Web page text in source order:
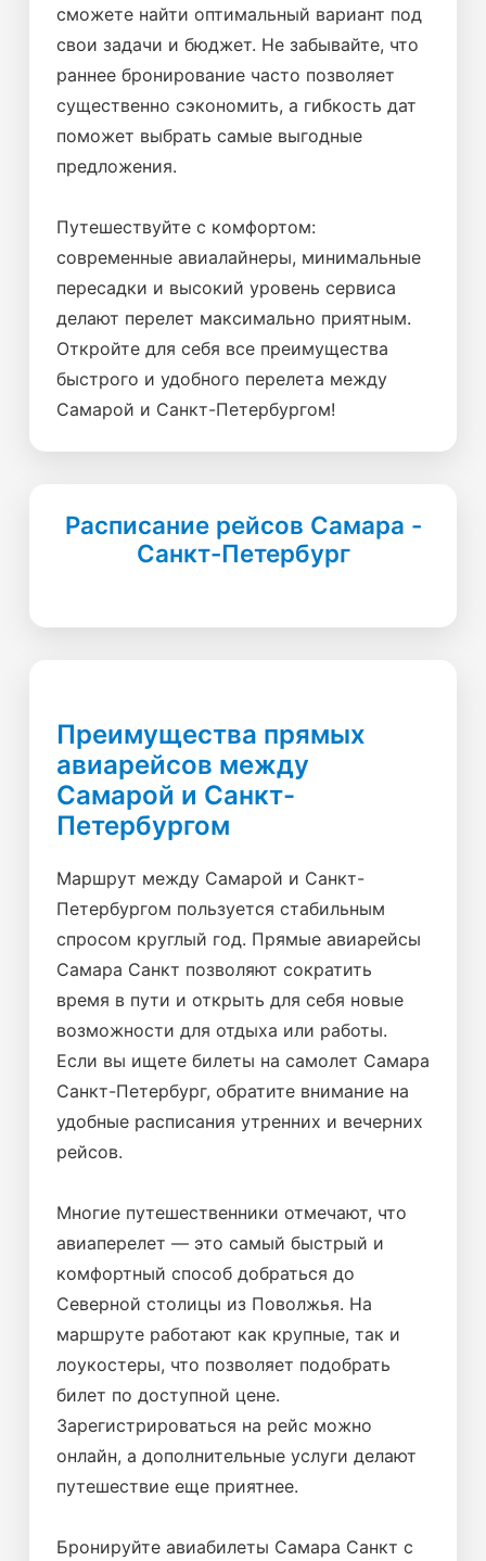
сможете найти оптимальный вариант под
свои задачи и бюджет. Не забывайте, что
раннее бронирование часто позволяет
существенно сэкономить, а гибкость дат
поможет выбрать самые выгодные
предложения.
Путешествуйте с комфортом:
современные авиалайнеры, минимальные
пересадки и высокий уровень сервиса
делают перелет максимально приятным.
Откройте для себя все преимущества
быстрого и удобного перелета между
Самарой и Санкт-Петербургом!
Расписание рейсов Самара -
Санкт-Петербург
Преимущества прямых
авиарейсов между
Самарой и Санкт-
Петербургом
Маршрут между Самарой и Санкт-
Петербургом пользуется стабильным
спросом круглый год. Прямые авиарейсы
Самара Санкт позволяют сократить
время в пути и открыть для себя новые
возможности для отдыха или работы.
Если вы ищете билеты на самолет Самара
Санкт-Петербург, обратите внимание на
удобные расписания утренних и вечерних
рейсов.
Многие путешественники отмечают, что
авиаперелет — это самый быстрый и
комфортный способ добраться до
Северной столицы из Поволжья. На
маршруте работают как крупные, так и
лоукостеры, что позволяет подобрать
билет по доступной цене.
Зарегистрироваться на рейс можно
онлайн, а дополнительные услуги делают
путешествие еще приятнее.
Бронируйте авиабилеты Самара Санкт с